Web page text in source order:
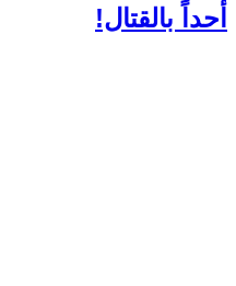
أحداً بالقتال!